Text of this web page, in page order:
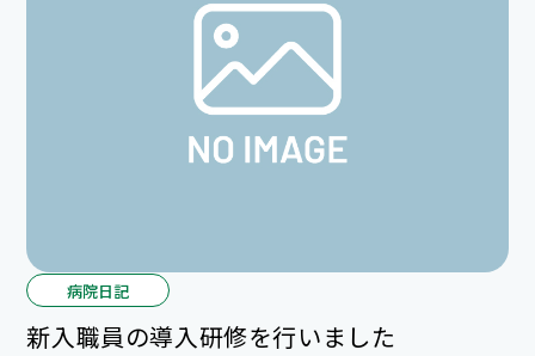
病院日記
新入職員の導入研修を行いました